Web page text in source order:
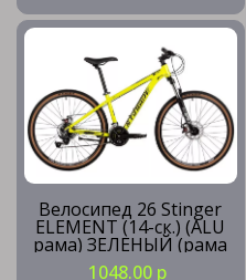
Велосипед 26 Stinger
ELEMENT (14-ск.) (ALU
рама) ЗЕЛЕНЫЙ (рама
XS) GN5
1048.00 р